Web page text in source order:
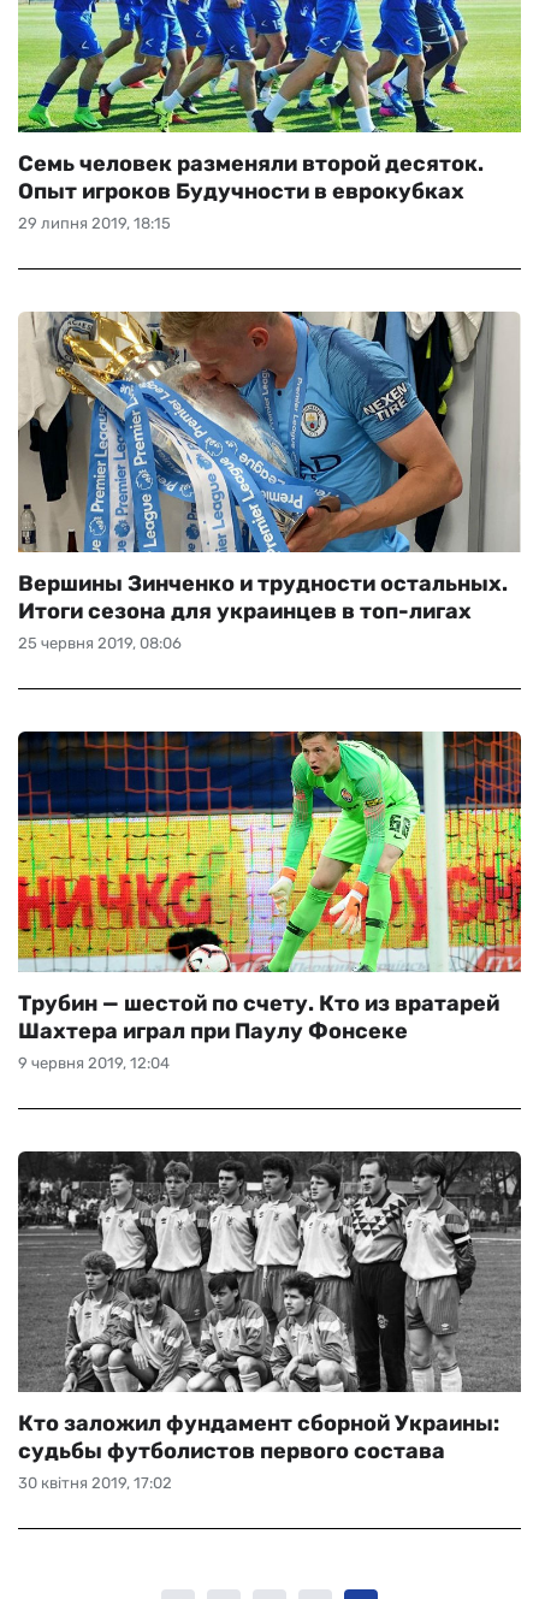
29 липня 2019, 18:15
Семь человек разменяли второй десяток.
Опыт игроков Будучности в еврокубках
25 червня 2019, 08:06
Вершины Зинченко и трудности остальных.
Итоги сезона для украинцев в топ-лигах
9 червня 2019, 12:04
Трубин — шестой по счету. Кто из вратарей
Шахтера играл при Паулу Фонсеке
30 квітня 2019, 17:02
Кто заложил фундамент сборной Украины:
судьбы футболистов первого состава